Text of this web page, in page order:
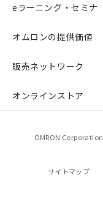
eラーニング・セミナ
オムロンの提供価値
販売ネットワーク
オンラインストア
OMRON Corporation
サイトマップ